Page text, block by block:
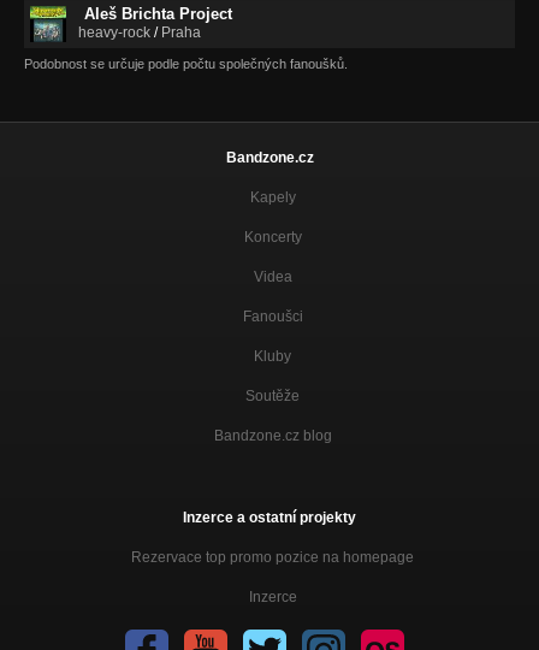
Aleš Brichta Project
heavy-rock / Praha
Podobnost se určuje podle počtu společných fanoušků.
Bandzone.cz
Kapely
Koncerty
Videa
Fanoušci
Kluby
Soutěže
Bandzone.cz blog
Inzerce a ostatní projekty
Rezervace top promo pozice na homepage
Inzerce